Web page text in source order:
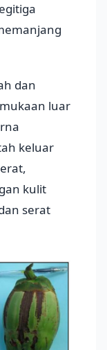
dan
luar
keluar
kulit
serat